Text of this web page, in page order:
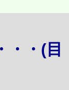
・・(目